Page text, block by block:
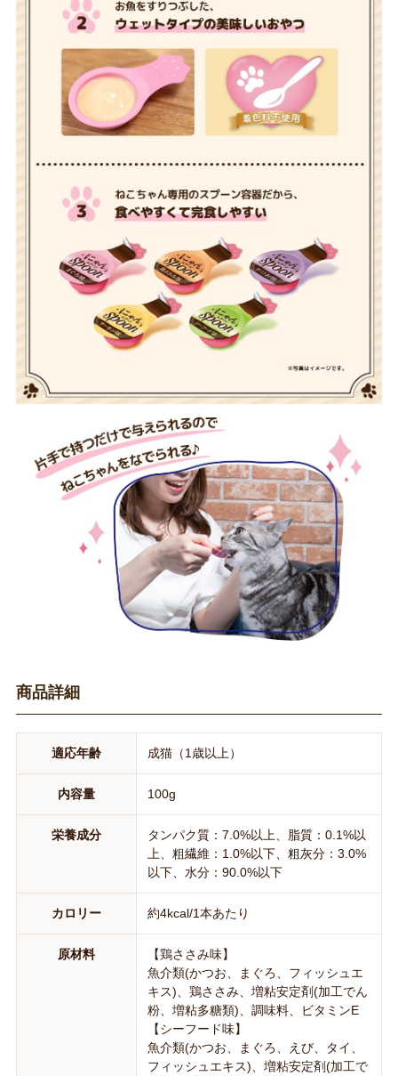
商品詳細
適応年齢 成猫（1歳以上）
内容量 100g
栄養成分
タンパク質：7.0%以上、脂質：0.1%以
上、粗繊維：1.0%以下、粗灰分：3.0%
以下、水分：90.0%以下
カロリー 約4kcal/1本あたり
原材料
【鶏ささみ味】
魚介類(かつお、まぐろ、フィッシュエ
キス)、鶏ささみ、増粘安定剤(加工でん
粉、増粘多糖類)、調味料、ビタミンE
【シーフード味】
魚介類(かつお、まぐろ、えび、タイ、
フィッシュエキス)、増粘安定剤(加工で